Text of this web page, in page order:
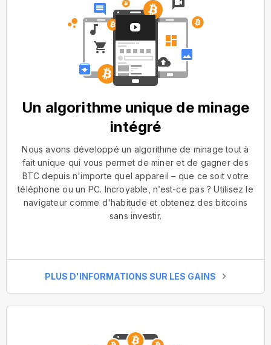
Un algorithme unique de minage
intégré
Nous avons développé un algorithme de minage tout à
fait unique qui vous permet de miner et de gagner des
BTC depuis n'importe quel appareil – que ce soit votre
téléphone ou un PC. Incroyable, n’est-ce pas ? Utilisez le
navigateur comme d'habitude et obtenez des bitcoins
sans investir.
PLUS D'INFORMATIONS SUR LES GAINS